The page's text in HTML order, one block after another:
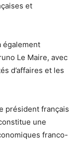
et
également
Le Maire, avec
d’affaires et les
président français
une
franco-